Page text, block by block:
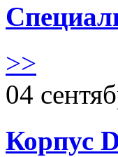
>>
04
Корпус